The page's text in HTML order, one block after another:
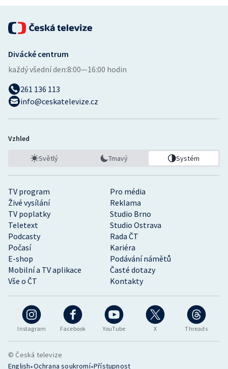
Instagram Facebook YouTube X Threads
TV program
Pro média
Živé vysílání
Reklama
TV poplatky
Studio Brno
Teletext
Studio Ostrava
Podcasty
Rada ČT
Počasí
Kariéra
E-shop
Podávání námětů
Mobilní a TV aplikace
Časté dotazy
Vše o ČT
Kontakty
Divácké centrum
každý všední den:8:00—16:00 hodin
261 136 113
info@ceskatelevize.cz
Vzhled
Světlý Tmavý Systém
© Česká televize
English•Ochrana soukromí•Přístupnost